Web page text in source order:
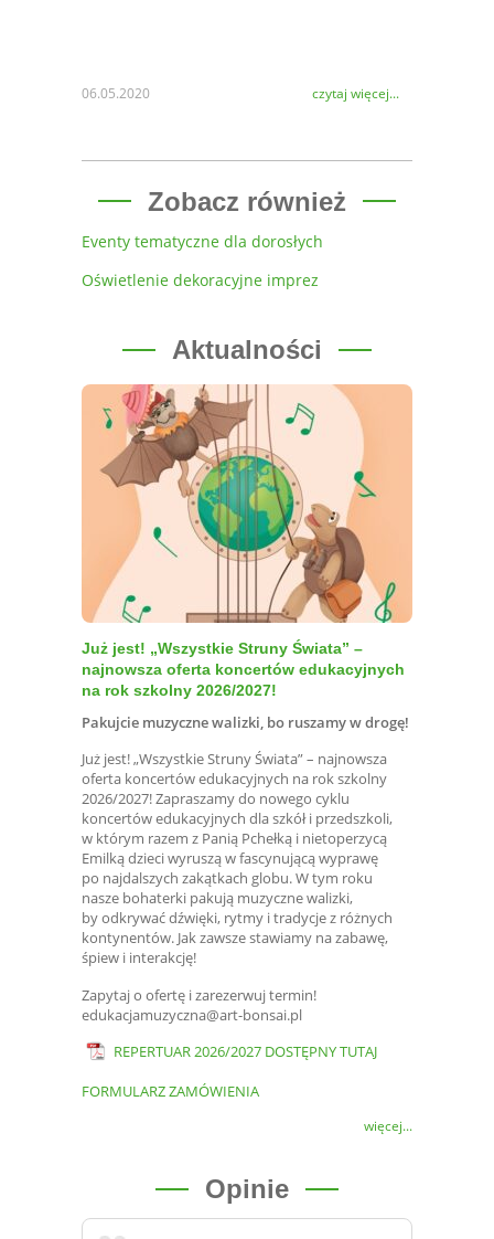
czytaj więcej...
06.05.2020
Zobacz również
Eventy tematyczne dla dorosłych
Oświetlenie dekoracyjne imprez
Aktualności
Już jest! „Wszystkie Struny Świata” –
najnowsza oferta koncertów edukacyjnych
na rok szkolny 2026/2027!
Pakujcie muzyczne walizki, bo ruszamy w drogę!
Już jest! „Wszystkie Struny Świata” – najnowsza
oferta koncertów edukacyjnych na rok szkolny
2026/2027! Zapraszamy do nowego cyklu
koncertów edukacyjnych dla szkół i przedszkoli,
w którym razem z Panią Pchełką i nietoperzycą
Emilką dzieci wyruszą w fascynującą wyprawę
po najdalszych zakątkach globu. W tym roku
nasze bohaterki pakują muzyczne walizki,
by odkrywać dźwięki, rytmy i tradycje z różnych
kontynentów. Jak zawsze stawiamy na zabawę,
śpiew i interakcję!
Zapytaj o ofertę i zarezerwuj termin!
edukacjamuzyczna@art-bonsai.pl
REPERTUAR 2026/2027 DOSTĘPNY TUTAJ
FORMULARZ ZAMÓWIENIA
więcej...
Opinie